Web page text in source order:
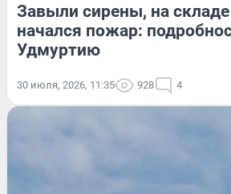
Завыли сирены, на
начался пожар:
Удмуртию
30 июля, 2026, 11:35 928 4